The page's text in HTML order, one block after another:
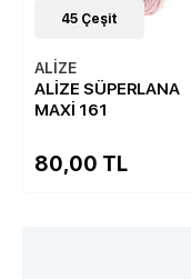
45 Çeşit
ALİZE
ALİZE SÜPERLANA
MAXİ 161
80,00 TL